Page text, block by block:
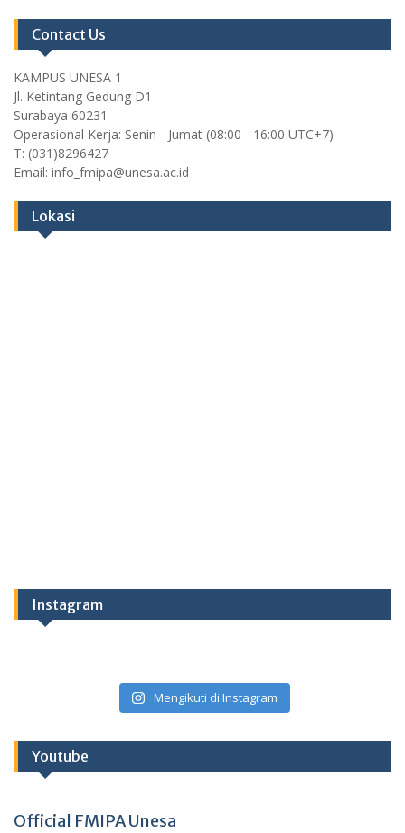
Contact Us
KAMPUS UNESA 1
Jl. Ketintang Gedung D1
Surabaya 60231
Operasional Kerja: Senin - Jumat (08:00 - 16:00 UTC+7)
T: (031)8296427
Email: info_fmipa@unesa.ac.id
Lokasi
Instagram
Mengikuti di Instagram
Youtube
Official FMIPA Unesa